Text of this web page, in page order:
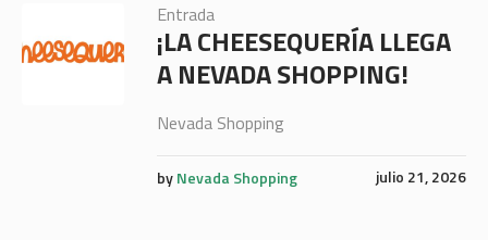
Entrada
¡LA CHEESEQUERÍA LLEGA
A NEVADA SHOPPING!
Nevada Shopping
julio 21, 2026
byNevada Shopping